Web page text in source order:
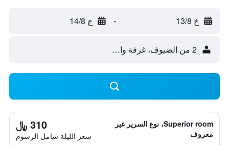
خ 13/8 - ج 14/8
2 من الضيوف، غرفة واحدة
Superior room، نوع السرير غير
معروف
310 ﷼
سعر الليلة شامل الرسوم